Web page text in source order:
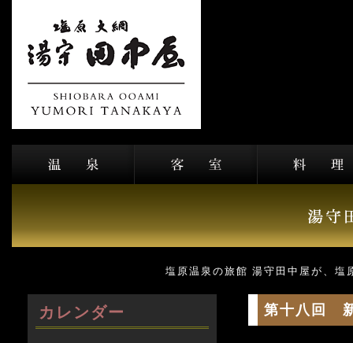
塩原温泉の旅館 湯守田中屋が、塩
カレンダー 第十八回